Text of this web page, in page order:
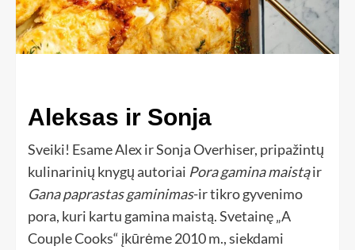
Aleksas ir Sonja
Sveiki! Esame Alex ir Sonja Overhiser, pripažintų
kulinarinių knygų autoriai Pora gamina maistąir
Gana paprastas gaminimas-ir tikro gyvenimo
pora, kuri kartu gamina maistą. Svetainę „A
Couple Cooks“ įkūrėme 2010 m., siekdami